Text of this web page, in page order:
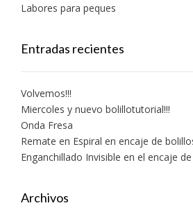
Labores para peques
Entradas recientes
Volvemos!!!
Miercoles y nuevo bolillotutorial!!!
Onda Fresa
Remate en Espiral en encaje de
Enganchillado Invisible en el encaje
Archivos